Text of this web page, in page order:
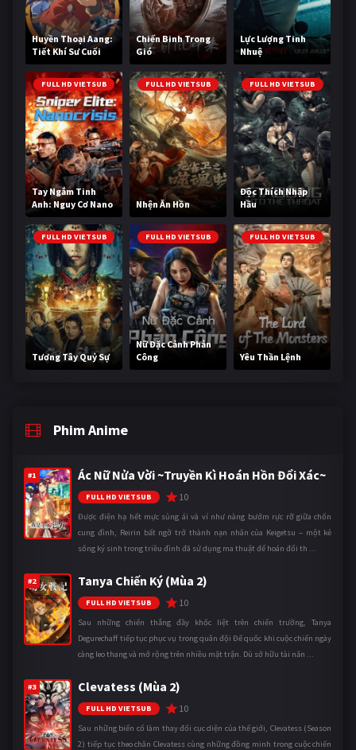
Huyền Thoại Aang:
Tiết Khí Sư Cuối
Cùng
Chiến Binh Trong
Gió
Lực Lượng Tinh
Nhuệ
FULL HD VIETSUB
Tay Ngắm Tinh
Anh: Nguy Cơ Nano
FULL HD VIETSUB
Nhện Ăn Hồn
FULL HD VIETSUB
Độc Thích Nhập
Hầu
FULL HD VIETSUB
Tương Tây Quỷ Sự
FULL HD VIETSUB
Nữ Đặc Cảnh Phản
Công
FULL HD VIETSUB
Yêu Thần Lệnh
Phim Anime
#1 Ác Nữ Nửa Vời ~Truyền Kì Hoán Hồn Đổi Xác~
FULL HD VIETSUB 10
Được điện hạ hết mực sủng ái và ví như nàng bướm rực rỡ giữa chốn
cung đình, Reirin bất ngờ trở thành nạn nhân của Keigetsu – một kẻ
sống ký sinh trong triều đình đã sử dụng ma thuật để hoán đổi th ...
#2 Tanya Chiến Ký (Mùa 2)
FULL HD VIETSUB 10
Sau những chiến thắng đầy khốc liệt trên chiến trường, Tanya
Degurechaff tiếp tục phục vụ trong quân đội Đế quốc khi cuộc chiến ngày
càng leo thang và mở rộng trên nhiều mặt trận. Dù sở hữu tài năn ...
#3 Clevatess (Mùa 2)
FULL HD VIETSUB 10
Sau những biến cố làm thay đổi cục diện của thế giới, Clevatess (Season
2) tiếp tục theo chân Clevatess cùng những đồng minh trong cuộc chiến